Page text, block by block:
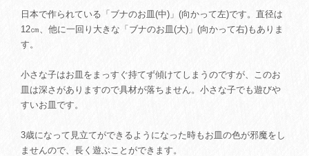
日本で作られている「ブナのお皿(中)」(向かって左)です。直径は
12㎝、他に一回り大きな「ブナのお皿(大)」(向かって右)もありま
す。
小さな子はお皿をまっすぐ持てず傾けてしまうのですが、このお
皿は深さがありますので具材が落ちません。小さな子でも遊びや
すいお皿です。
3歳になって見立てができるようになった時もお皿の色が邪魔をし
ませんので、長く遊ぶことができます。